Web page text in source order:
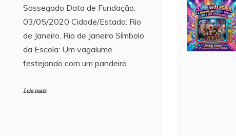
Sossegado Data de Fundação:
03/05/2020 Cidade/Estado: Rio
de Janeiro, Rio de Janeiro Símbolo
da Escola: Um vagalume
festejando com um pandeiro
Leia mais